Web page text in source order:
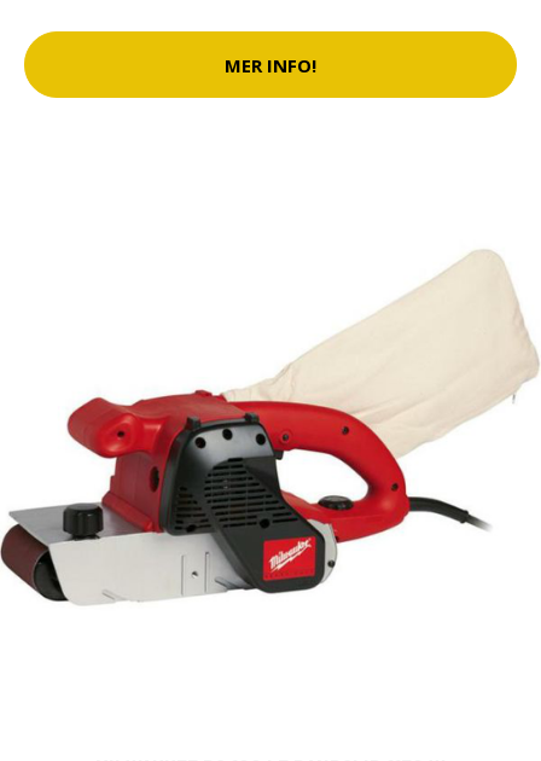
MER INFO!